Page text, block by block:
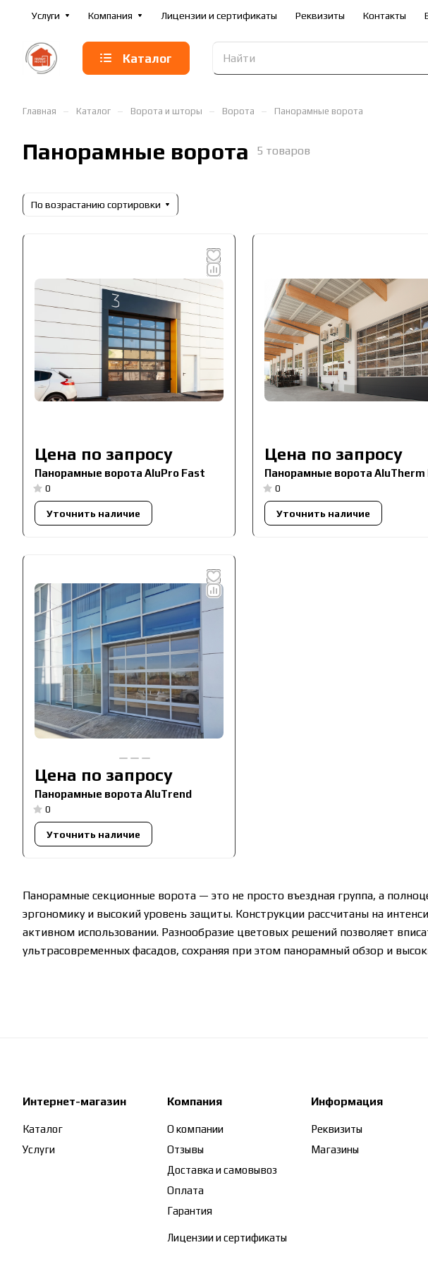
Услуги Компания Лицензии и сертификаты Реквизиты Контакты
Каталог
Главная – Каталог – Ворота и шторы – Ворота – Панорамные ворота
Панорамные ворота 5 товаров
По возрастанию сортировки
Цена по запросу
Панорамные ворота AluPro Fast
0
Уточнить наличие
Цена по запросу
Панорамные ворота AluTherm
0
Уточнить наличие
Цена по запросу
Панорамные ворота AluTrend
0
Уточнить наличие
Панорамные секционные ворота — это не просто въездная группа, а
эргономику и высокий уровень защиты. Конструкции рассчитаны на
активном использовании. Разнообразие цветовых решений позволяет
ультрасовременных фасадов, сохраняя при этом панорамный обзор и
Интернет-магазин
Каталог
Услуги
Компания
О компании
Отзывы
Доставка и самовывоз
Оплата
Гарантия
Лицензии и сертификаты
Информация
Реквизиты
Магазины